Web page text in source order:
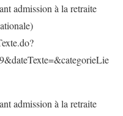
admission à la retraite
admission à la retraite